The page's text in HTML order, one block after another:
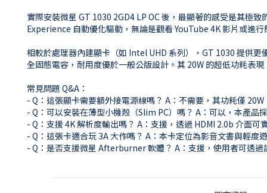
實際安裝微星 GT 1030 2GD4 LP OC 後，最顯著的感受是其極
Experience 自動優化驅動，無論是觀看 YouTube 4K 影片或進
相較於處理器內建顯卡（如 Intel UHD 系列），GT 1030 提供
全固態電容，耐用度優於一般公版設計。其 20W 的超低功耗表
常見問題 Q&A：
- Q：這張顯卡需要額外接電源線嗎？ A：不需要，其功耗僅
- Q：可以安裝在薄型小機殼（Slim PC）嗎？ A：可以，本產品
- Q：支援 4K 解析度輸出嗎？ A：支援，透過 HDMI 2.0b 介面可
- Q：這張卡適合玩 3A 大作嗎？ A：本卡定位為影音文書與輕度
- Q：是否支援微星 Afterburner 軟體？ A：支援，使用者可透